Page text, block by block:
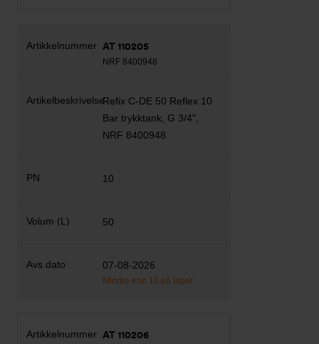
AT 110205
NRF 8400948
Refix C-DE 50 Reflex 10
Bar trykktank, G 3/4",
NRF 8400948
10
50
07-08-2026
Mindre enn 10 på lager
AT 110206